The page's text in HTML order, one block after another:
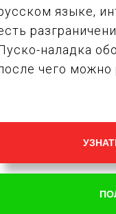
языке,
наладка
чего можно